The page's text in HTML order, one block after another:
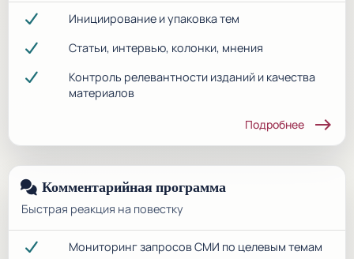
Инициирование и упаковка тем
Статьи, интервью, колонки, мнения
Контроль релевантности изданий и качества
материалов
Подробнее east
Комментарийная программа
Быстрая реакция на повестку
Мониторинг запросов СМИ по целевым темам